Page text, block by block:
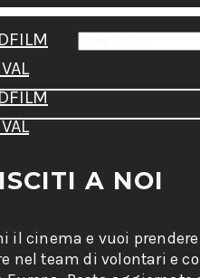
A NOI
il cinema e vuoi
nel team di volontari e